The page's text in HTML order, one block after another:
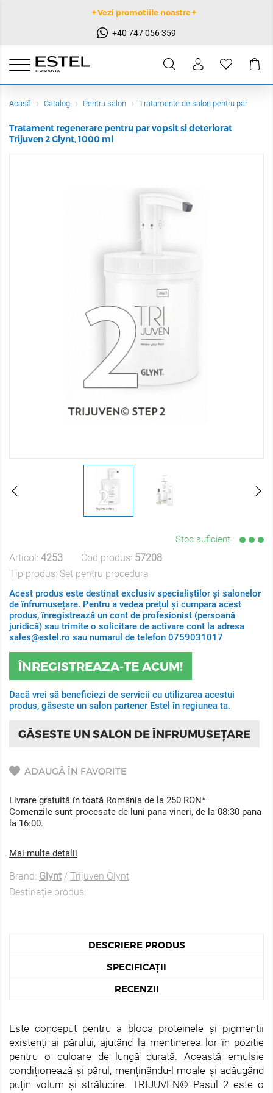
✦Vezi promotiile noastre✦
+40 747 056 359
Acasă Catalog Pentru salon Tratamente de salon pentru par
Tratament regenerare pentru par vopsit si deteriorat
Trijuven 2 Glynt, 1000 ml
Stoc suficient
Articol: 4253 Cod produs: 57208
Tip produs: Set pentru procedura
Acest produs este destinat exclusiv specialiștilor și salonelor
de înfrumusețare. Pentru a vedea prețul și cumpara acest
produs, înregistrează un cont de profesionist (persoană
juridică) sau trimite o solicitare de activare cont la adresa
sales@estel.ro sau numarul de telefon 0759031017
ÎNREGISTREAZA-TE ACUM!
Dacă vrei să beneficiezi de servicii cu utilizarea acestui
produs, găseste un salon partener Estel în regiunea ta.
GĂSESTE UN SALON DE ÎNFRUMUSEȚARE
ADAUGĂ ÎN FAVORITE
Livrare gratuită în toată România de la 250 RON*
Comenzile sunt procesate de luni pana vineri, de la 08:30 pana
la 16:00.
Mai multe detalii
Brand: Glynt / Trijuven Glynt
Destinație produs:
DESCRIERE PRODUS
SPECIFICAȚII
RECENZII
Este conceput pentru a bloca proteinele și pigmenții
existenți ai părului, ajutând la menținerea lor în poziție
pentru o culoare de lungă durată. Această emulsie
condiționează și părul, menținându-l moale și adăugând
puțin volum și strălucire. TRIJUVEN© Pasul 2 este o